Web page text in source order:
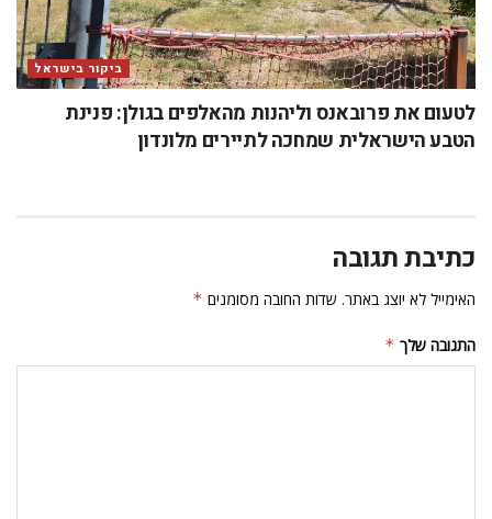
ביקור בישראל
לטעום את פרובאנס וליהנות מהאלפים בגולן: פנינת
הטבע הישראלית שמחכה לתיירים מלונדון
כתיבת תגובה
האימייל לא יוצג באתר. שדות החובה מסומנים *
התגובה שלך *